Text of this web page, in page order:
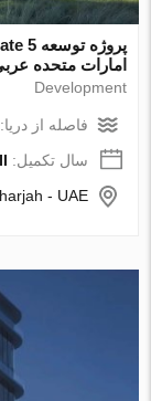
امارات متحده عربی
Development
فاصله از
سال تکمیل: II یک چهارم, 2028, off-plan
- UAE